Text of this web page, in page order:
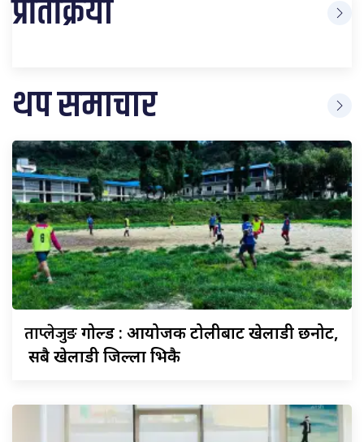
प्रतिक्रिया
थप समाचार
ताप्लेजुङगोल्ड : आयोजक टोलीबाट खेलाडी छनोट,
सबै खेलाडी जिल्ला भित्रकै